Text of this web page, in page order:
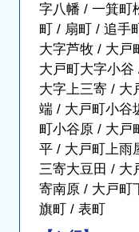
字八幡 / 一箕町
町 / 扇町 / 追手
大字芦牧 / 大戸
大戸町大字小
大字上三寄 / 大
端 / 大戸町小谷
町小谷原 / 大戸
平 / 大戸町上雨
三寄大豆田 / 大
寄南原 / 大戸町
旗町 / 表町